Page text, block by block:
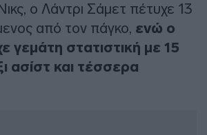
ο Λάντρι Σάμετ πέτυχε 13
από τον πάγκο, ενώ ο
γεμάτη στατιστική με 15
ασίστ και τέσσερα